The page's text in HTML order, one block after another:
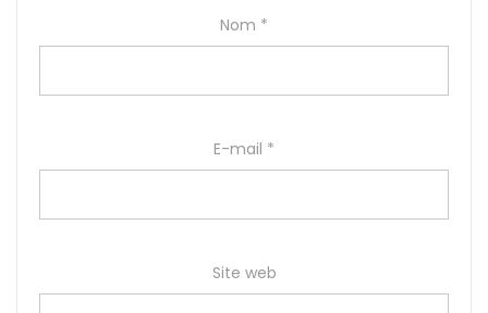
Nom *
E-mail *
Site web